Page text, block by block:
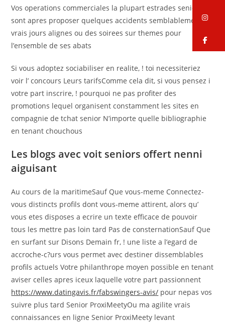
Vos operations commerciales la plupart estrades seniors
sont apres proposer quelques accidents semblablement
vrais jours alignes ou des soirees sur themes pour
l’ensemble de ses abats
Si vous adoptez sociabiliser en realite, ! toi necessiteriez
voir l’ concours Leurs tarifsComme cela dit, si vous pensez i
votre part inscrire, ! pourquoi ne pas profiter des
promotions lequel organisent constamment les sites en
compagnie de tchat senior N’importe quelle bibliographie
en tenant chouchous
Les blogs avec voit seniors offert nenni
aiguisant
Au cours de la maritimeSauf Que vous-meme Connectez-
vous distincts profils dont vous-meme attirent, alors qu’
vous etes disposes a ecrire un texte efficace de pouvoir
tous les mettre pas loin tard Pas de consternationSauf Que
en surfant sur Disons Demain fr, ! une liste a l’egard de
accroche-c?urs vous permet avec destiner dissemblables
profils actuels Votre philanthrope moyen possible en tenant
aviser celles apres iceux laquelle votre part passionnent
https://www.datingavis.fr/fabswingers-avis/ pour nepas vos
suivre plus tard Senior ProxiMeetyOu ma agilite vrais
connaissances en ligne Senior ProxiMeety levant